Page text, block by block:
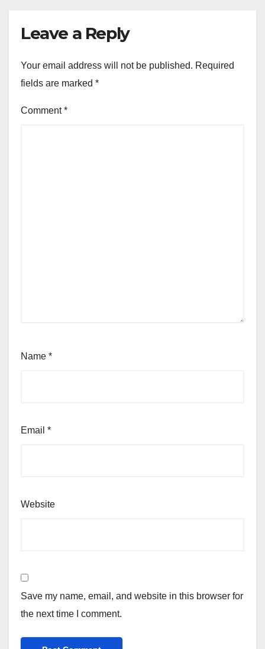
Leave a Reply
Your email address will not be published. Required
fields are marked *
Comment*
Name *
Email *
Website
Save my name, email, and website in this browser for
the next time I comment.